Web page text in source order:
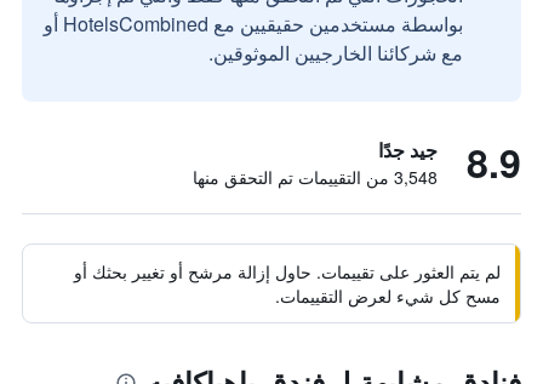
بواسطة مستخدمين حقيقيين مع HotelsCombined أو
مع شركائنا الخارجيين الموثوقين.
8.9 جيد جدًا
3,548 من التقييمات تم التحقق منها
لم يتم العثور على تقييمات. حاول إزالة مرشح أو تغيير بحثك أو
مسح كل شيء لعرض التقييمات.